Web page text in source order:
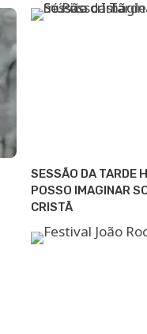
SESSÃO DA TARDE
POSSO IMAGINAR
CRISTÃ